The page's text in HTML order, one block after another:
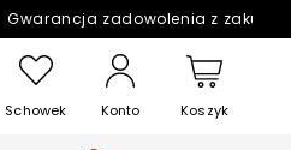
Gwarancja zadowolenia z
Schowek Konto Koszyk